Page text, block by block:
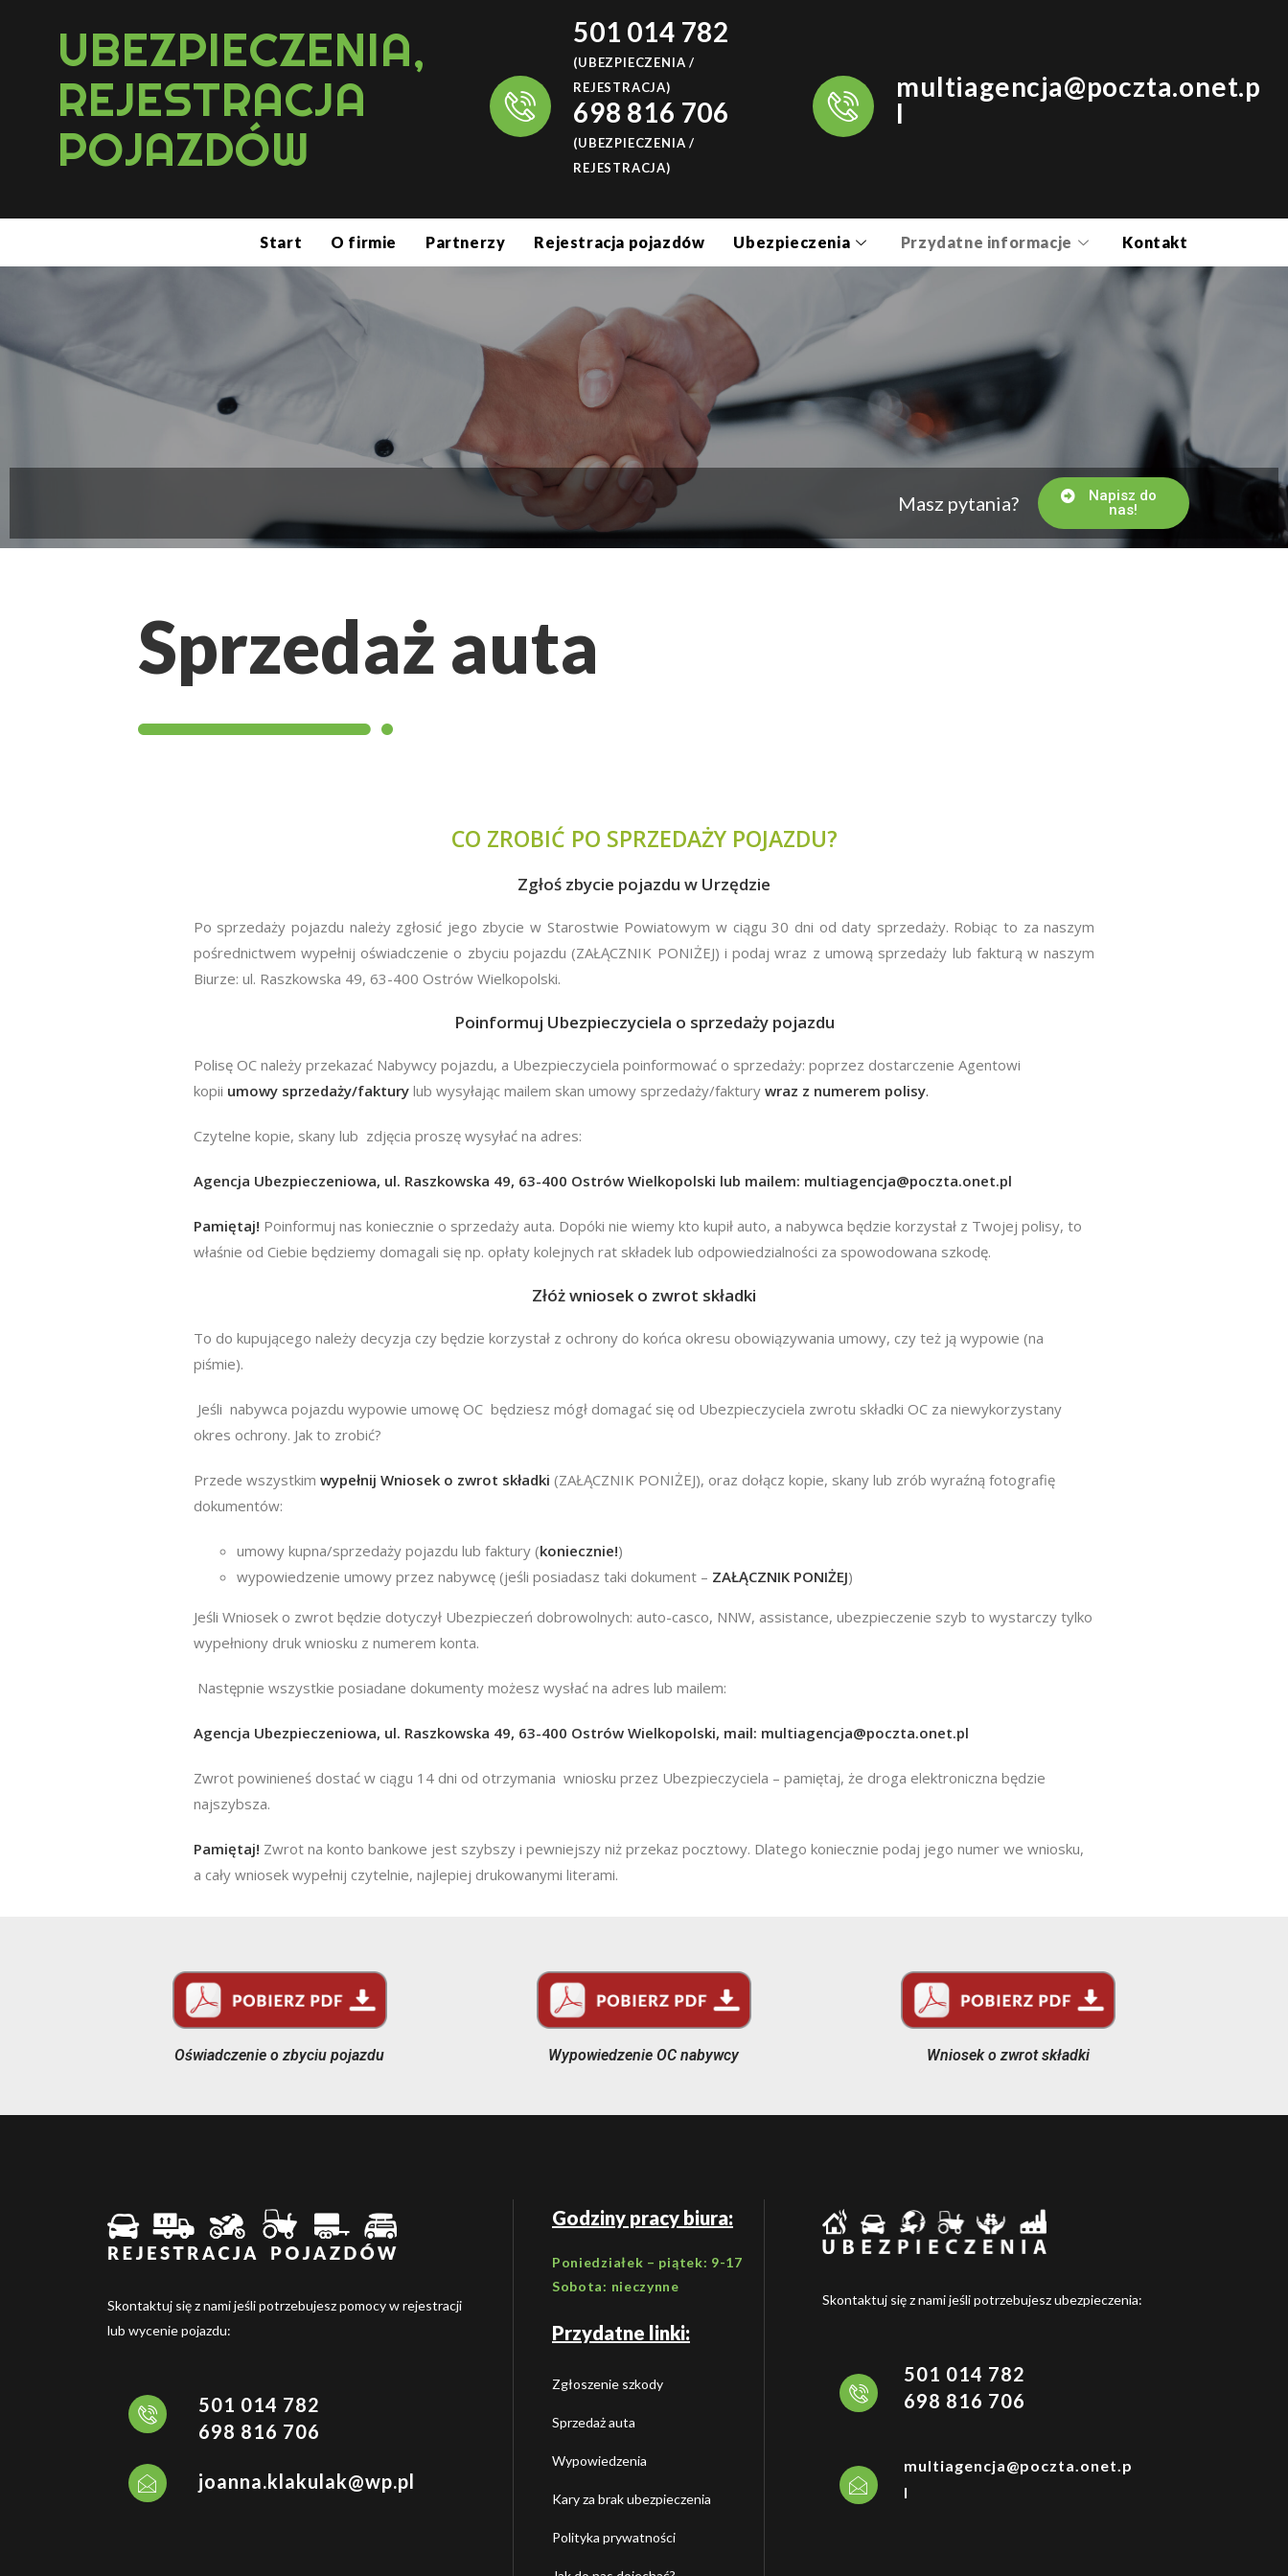
UBEZPIECZENIA,
REJESTRACJA
POJAZDÓW
501 014 782
(UBEZPIECZENIA /
REJESTRACJA)
698 816 706
(UBEZPIECZENIA /
REJESTRACJA)
multiagencja@poczta.onet.p
l
Start O firmie Partnerzy Rejestracja pojazdów Ubezpieczenia Przydatne informacje Kontakt
Masz pytania?
Napisz do
nas!
Sprzedaż auta
CO ZROBIĆ PO SPRZEDAŻY POJAZDU?
Zgłoś zbycie pojazdu w Urzędzie
Po sprzedaży pojazdu należy zgłosić jego zbycie w Starostwie Powiatowym w ciągu 30 dni od daty sprzedaży. Robiąc to za naszym
pośrednictwem wypełnij oświadczenie o zbyciu pojazdu (ZAŁĄCZNIK PONIŻEJ) i podaj wraz z umową sprzedaży lub fakturą w naszym
Biurze: ul. Raszkowska 49, 63-400 Ostrów Wielkopolski.
Poinformuj Ubezpieczyciela o sprzedaży pojazdu
Polisę OC należy przekazać Nabywcy pojazdu, a Ubezpieczyciela poinformować o sprzedaży: poprzez dostarczenie Agentowi
kopii umowy sprzedaży/fakturylub wysyłając mailem skan umowy sprzedaży/faktury wraz z numerem polisy.
Czytelne kopie, skany lub zdjęcia proszę wysyłać na adres:
Agencja Ubezpieczeniowa, ul. Raszkowska 49, 63-400 Ostrów Wielkopolski lub mailem: multiagencja@poczta.onet.pl
Pamiętaj! Poinformuj nas koniecznie o sprzedaży auta. Dopóki nie wiemy kto kupił auto, a nabywca będzie korzystał z Twojej polisy, to
właśnie od Ciebie będziemy domagali się np. opłaty kolejnych rat składek lub odpowiedzialności za spowodowana szkodę.
Złóż wniosek o zwrot składki
To do kupującego należy decyzja czy będzie korzystał z ochrony do końca okresu obowiązywania umowy, czy też ją wypowie (na
piśmie).
Jeśli nabywca pojazdu wypowie umowę OC będziesz mógł domagać się od Ubezpieczyciela zwrotu składki OC za niewykorzystany
okres ochrony. Jak to zrobić?
Przede wszystkim wypełnij Wniosek o zwrot składki (ZAŁĄCZNIK PONIŻEJ), oraz dołącz kopie, skany lub zrób wyraźną fotografię
dokumentów:
umowy kupna/sprzedaży pojazdu lub faktury (koniecznie!)
wypowiedzenie umowy przez nabywcę (jeśli posiadasz taki dokument – ZAŁĄCZNIK PONIŻEJ)
Jeśli Wniosek o zwrot będzie dotyczył Ubezpieczeń dobrowolnych: auto-casco, NNW, assistance, ubezpieczenie szyb to wystarczy tylko
wypełniony druk wniosku z numerem konta.
Następnie wszystkie posiadane dokumenty możesz wysłać na adres lub mailem:
Agencja Ubezpieczeniowa, ul. Raszkowska 49, 63-400 Ostrów Wielkopolski, mail: multiagencja@poczta.onet.pl
Zwrot powinieneś dostać w ciągu 14 dni od otrzymania wniosku przez Ubezpieczyciela – pamiętaj, że droga elektroniczna będzie
najszybsza.
Pamiętaj! Zwrot na konto bankowe jest szybszy i pewniejszy niż przekaz pocztowy. Dlatego koniecznie podaj jego numer we wniosku,
a cały wniosek wypełnij czytelnie, najlepiej drukowanymi literami.
Oświadczenie o zbyciu pojazdu Wypowiedzenie OC nabywcy Wniosek o zwrot składki
Skontaktuj się z nami jeśli potrzebujesz pomocy w rejestracji
lub wycenie pojazdu:
501 014 782
698 816 706
joanna.klakulak@wp.pl
Godziny pracy biura:
Poniedziałek – piątek: 9-17
Sobota: nieczynne
Przydatne linki:
Zgłoszenie szkody
Sprzedaż auta
Wypowiedzenia
Kary za brak ubezpieczenia
Polityka prywatności
Skontaktuj się z nami jeśli potrzebujesz ubezpieczenia:
501 014 782
698 816 706
multiagencja@poczta.onet.p
l